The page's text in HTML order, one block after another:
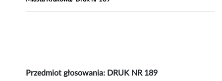
Przedmiot głosowania: DRUK NR 189